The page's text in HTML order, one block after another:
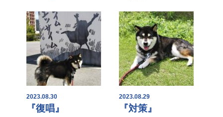
2023.08.30
『復唱』
2023.08.29
『対策』